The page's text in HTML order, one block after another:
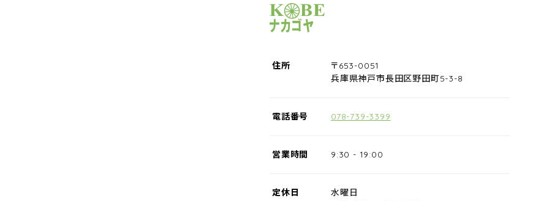
サイクルショップナカゴヤ
住所
〒653-0051
兵庫県神戸市長田区野田町5-3-8
電話番号 078-739-3399
営業時間 9:30 - 19:00
定休日 水曜日